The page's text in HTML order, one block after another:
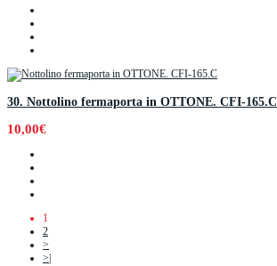
30. Nottolino fermaporta in OTTONE. CFI-165.C
10,00€
1
2
>
>|